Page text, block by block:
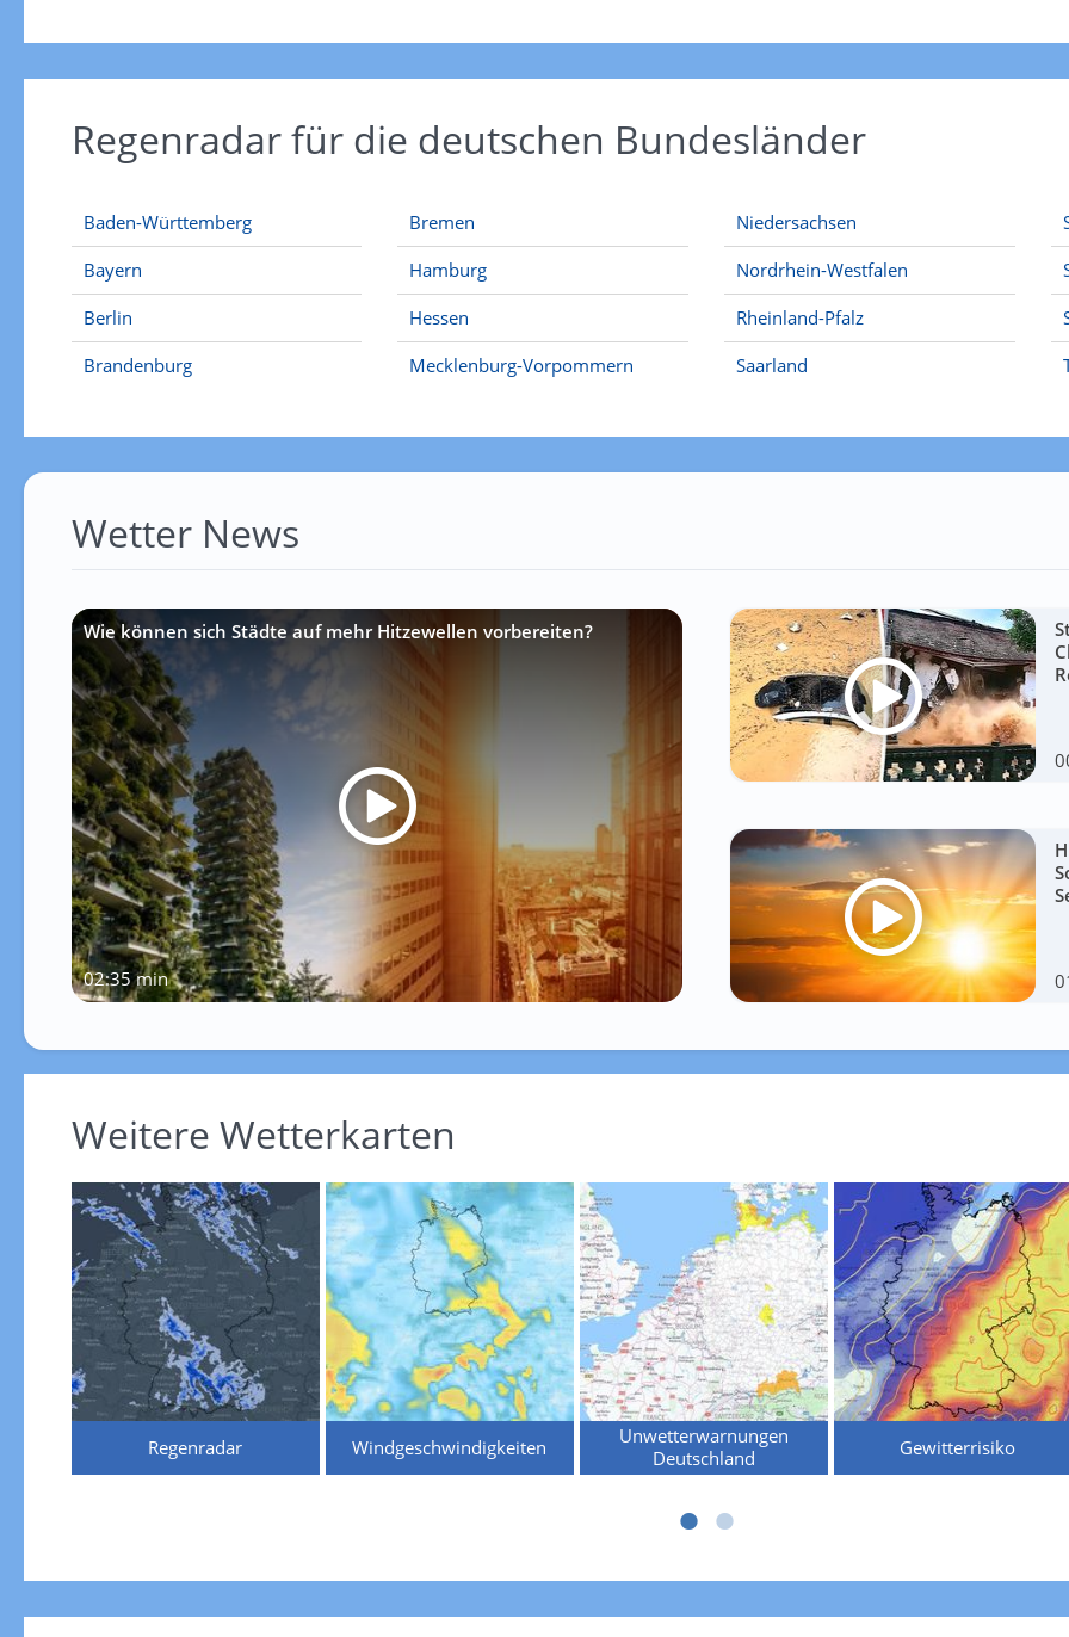
Regenradar für die deutschen Bundesländer
Baden-Württemberg
Bayern
Berlin
Brandenburg
Bremen
Hamburg
Hessen
Mecklenburg-Vorpommern
Niedersachsen
Nordrhein-Westfalen
Rheinland-Pfalz
Saarland
Wetter News
Wie können sich Städte auf mehr Hitzewellen vorbereiten?
02:35 min
Weitere Wetterkarten
Regenradar Windgeschwindigkeiten
Unwetterwarnungen
Deutschland
Gewitterrisiko